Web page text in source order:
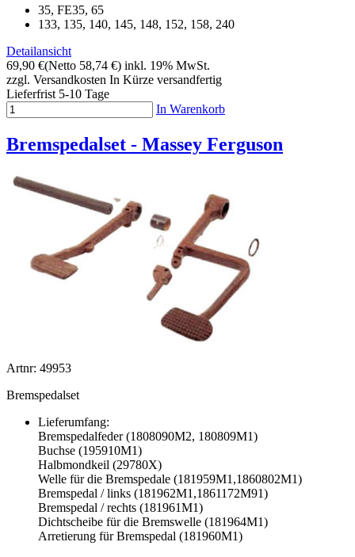
35, FE35, 65
133, 135, 140, 145, 148, 152, 158, 240
Detailansicht
69,90 €(Netto 58,74 €) inkl. 19% MwSt.
zzgl. Versandkosten In Kürze versandfertig
Lieferfrist 5-10 Tage
In Warenkorb
Bremspedalset - Massey Ferguson
Artnr: 49953
Bremspedalset
Lieferumfang:
Bremspedalfeder (1808090M2, 180809M1)
Buchse (195910M1)
Halbmondkeil (29780X)
Welle für die Bremspedale (181959M1,1860802M1)
Bremspedal / links (181962M1,1861172M91)
Bremspedal / rechts (181961M1)
Dichtscheibe für die Bremswelle (181964M1)
Arretierung für Bremspedal (181960M1)